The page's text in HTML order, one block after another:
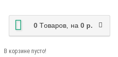
0 Tоваров, на 0 р.
В корзине пусто!